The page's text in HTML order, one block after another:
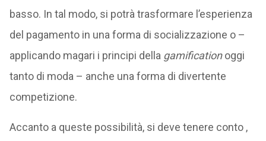
basso. In tal modo, si potrà trasformare l’esperienza
del pagamento in una forma di socializzazione o –
applicando magari i principi della gamificationoggi
tanto di moda – anche una forma di divertente
competizione.
Accanto a queste possibilità, si deve tenere conto ,